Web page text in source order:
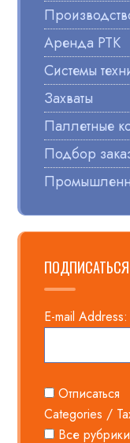
Аренда РТК
Системы
Захваты
Паллетные
Подбор
E-mail Address:
Отписаться
Categories /
Все рубрики